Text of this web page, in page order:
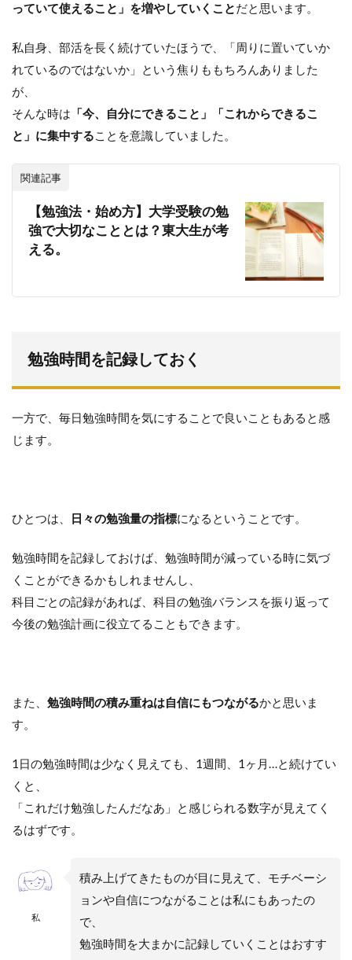
っていて使えること」を増やしていくことだと思います。
私自身、部活を長く続けていたほうで、「周りに置いていか
れているのではないか」という焦りももちろんありました
が、
そんな時は 「今、自分にできること」「これからできるこ
と」に集中することを意識していました。
関連記事
【勉強法・始め方】大学受験の勉
強で大切なこととは？東大生が考
える。
勉強時間を記録しておく
一方で、毎日勉強時間を気にすることで良いこともあると感
じます。
ひとつは、 日々の勉強量の指標になるということです。
勉強時間を記録しておけば、勉強時間が減っている時に気づ
くことができるかもしれませんし、
科目ごとの記録があれば、科目の勉強バランスを振り返って
今後の勉強計画に役立てることもできます。
また、 勉強時間の積み重ねは自信にもつながるかと思いま
す。
1日の勉強時間は少なく見えても、1週間、1ヶ月…と続けてい
くと、
「これだけ勉強したんだなあ」と感じられる数字が見えてく
るはずです。
私
積み上げてきたものが目に見えて、モチベーシ
ョンや自信につながることは私にもあったの
で、
勉強時間を大まかに記録していくことはおすす